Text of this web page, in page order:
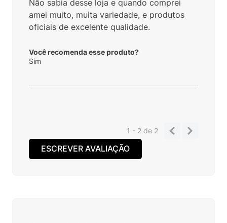
Não sabia desse loja e quando comprei
amei muito, muita variedade, e produtos
oficiais de excelente qualidade.
Você recomenda esse produto?
Sim
1 - 2de 2
ESCREVER AVALIAÇÃO